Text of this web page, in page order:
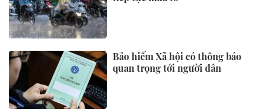
Bảo hiểm Xã hội có thông báo
quan trọng tới người dân